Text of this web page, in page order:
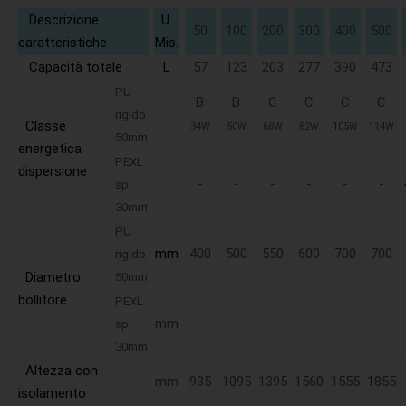
Descrizione
caratteristiche
U.
Mis.
50 100 200 300 400 500
Capacità totale L 57 123 203 277 390 473
Classe
energetica
dispersione
PU
rigido
50mm
B
34W
B
50W
C
68W
C
82W
C
105W
C
114W
PEXL
sp.
30mm
- - - - - -
Diametro
bollitore
PU
rigido
50mm
mm 400 500 550 600 700 700
PEXL
sp.
30mm
mm - - - - - -
Altezza con
isolamento
mm 935 1095 1395 1560 1555 1855